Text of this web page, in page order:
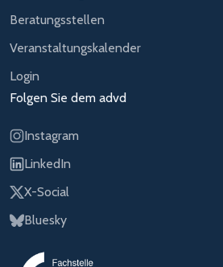
Beratungsstellen
Veranstaltungskalender
Login
Folgen Sie dem advd
Instagram
LinkedIn
X-Social
Bluesky